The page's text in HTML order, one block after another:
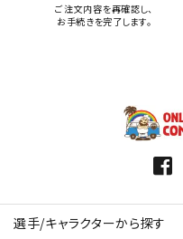
ご注文内容を再確認し、
お手続きを完了します。
選手/キャラクターから探す